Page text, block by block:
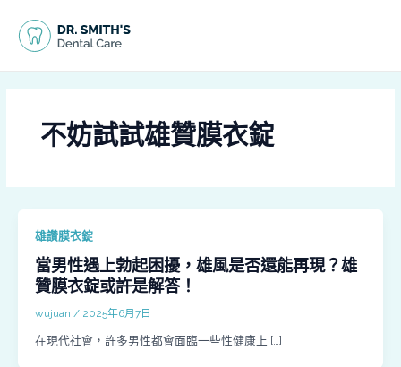
不妨試試雄贊膜衣錠
雄讚膜衣錠
當男性遇上勃起困擾，雄風是否還能再現？雄
贊膜衣錠或許是解答！
wujuan / 2025年6月7日
在現代社會，許多男性都會面臨一些性健康上 […]